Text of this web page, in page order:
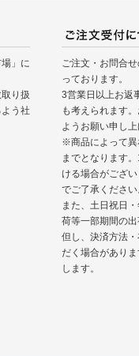
」に
り扱
う社
ご注文・お問合
っております。
3営業日以上お返
も考えられます
ようお願い申し
※商品によって異
までとなります
ける場合がござ
でご了承くださ
また、土日祝日
荷等一部期間の
但し、決済方法
だく場合があり
します。